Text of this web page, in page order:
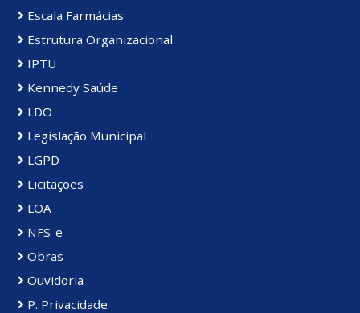
Escala Farmácias
Estrutura Organizacional
IPTU
Kennedy Saúde
LDO
Legislação Municipal
LGPD
Licitações
LOA
NFS-e
Obras
Ouvidoria
P. Privacidade